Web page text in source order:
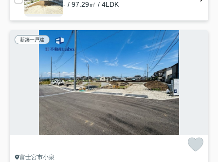
- / 97.29㎡ / 4LDK
新築一戸建
富士宮市小泉